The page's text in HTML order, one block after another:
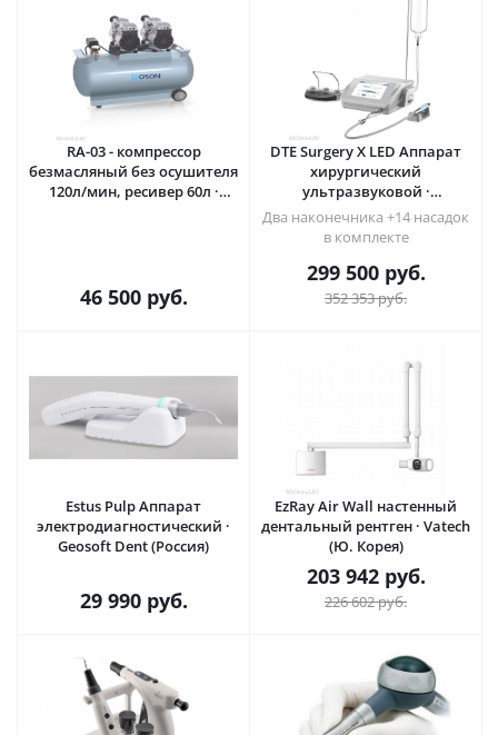
RA-03 - компрессор
безмасляный без осушителя
120л/мин, ресивер 60л ·
46 500руб.
DTE Surgery X LED Аппарат
хирургический
ультразвуковой ·
Woodpecker (Китай)
Два наконечника +14 насадок
в комплекте
299 500руб.
352 353руб.
Estus Pulp Аппарат
электродиагностический ·
Geosoft Dent (Россия)
29 990руб.
EzRay Air Wall настенный
дентальный рентген · Vatech
(Ю. Корея)
203 942руб.
226 602руб.